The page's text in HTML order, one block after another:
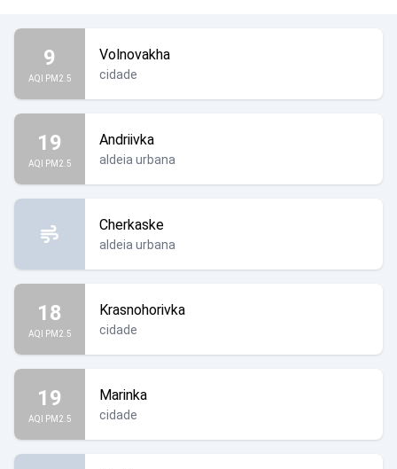
9
AQI PM2.5
Volnovakha
cidade
19
AQI PM2.5
Andriivka
aldeia urbana
Cherkaske
aldeia urbana
18
AQI PM2.5
Krasnohorivka
cidade
19
AQI PM2.5
Marinka
cidade